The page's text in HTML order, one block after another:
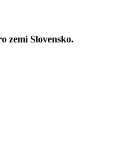
zemi Slovensko.